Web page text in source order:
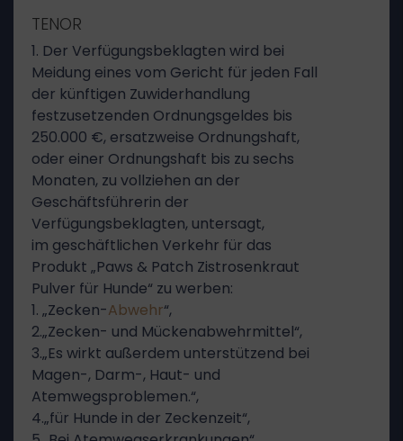
TENOR
1. Der Verfügungsbeklagten wird bei
Meidung eines vom Gericht für jeden Fall
der künftigen Zuwiderhandlung
festzusetzenden Ordnungsgeldes bis
250.000 €, ersatzweise Ordnungshaft,
oder einer Ordnungshaft bis zu sechs
Monaten, zu vollziehen an der
Geschäftsführerin der
Verfügungsbeklagten, untersagt,
im geschäftlichen Verkehr für das
Produkt „Paws & Patch Zistrosenkraut
Pulver für Hunde“ zu werben:
1. „Zecken-Abwehr“,
2.„Zecken- und Mückenabwehrmittel“,
3.„Es wirkt außerdem unterstützend bei
Magen-, Darm-, Haut- und
Atemwegsproblemen.“,
4.„für Hunde in der Zeckenzeit“,